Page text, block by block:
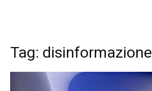
Tag: disinformazione